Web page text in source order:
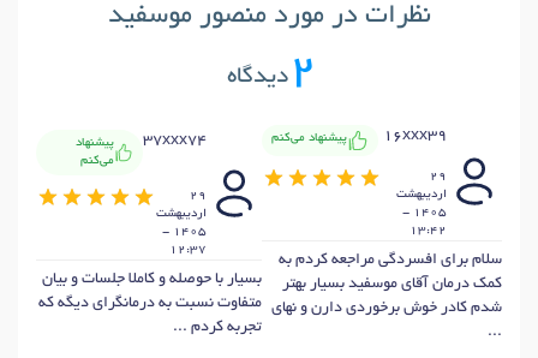
نظرات در مورد منصور موسفید
2دیدگاه
16xxx39 پیشنهاد می‌کنم
29
ارديبهشت
1405 -
13:42
سلام برای افسردگی مراجعه کردم به
کمک درمان آقای موسفید بسیار بهتر
شدم کادر خوش برخوردی دارن و نهای
...
37xxx74
پیشنهاد
می‌کنم
29
ارديبهشت
1405 -
12:37
بسیار با حوصله و کاملا جلسات و بیان
متفاوت نسبت به درمانگرای دیگه که
تجربه کردم ...